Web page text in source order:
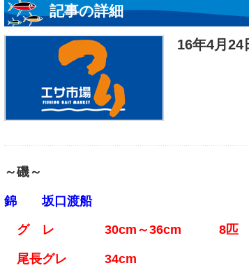
記事の詳細
16年4月
～磯～
錦 坂口渡船
グ レ 30cm～36cm 8匹
尾長グレ 34cm